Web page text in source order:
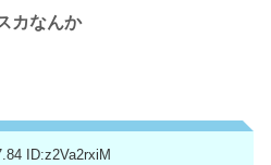
カなんか
ID:z2Va2rxiM